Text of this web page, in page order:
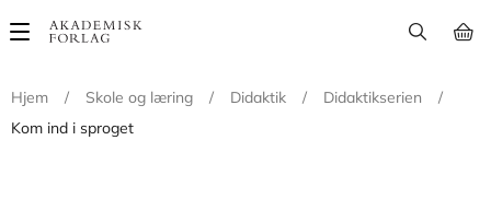
Main
Hjem
/ Skole og læring / Didaktik / Didaktikserien
/
Kom ind i sproget